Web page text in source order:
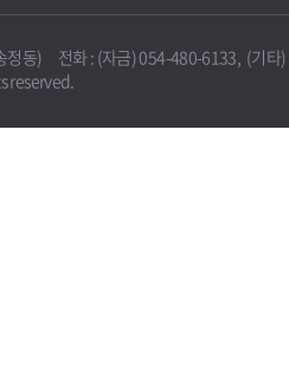
정동) 전화 : (자금) 054-480-6133, (기타
reserved.